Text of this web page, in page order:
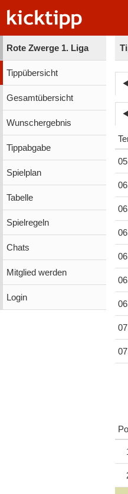
Rote Zwerge 1. Liga
Tippübersicht
Gesamtübersicht
Wunschergebnis
Tippabgabe
Spielplan
Tabelle
Spielregeln
Chats
Mitglied werden
Login